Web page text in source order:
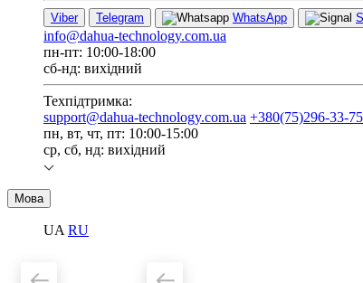
Viber Telegram WhatsApp
info@dahua-technology.com.ua
пн-пт: 10:00-18:00
сб-нд: вихідний
Техпідтримка:
support@dahua-technology.com.ua +380(75)296-33-75
пн, вт, чт, пт: 10:00-15:00
ср, сб, нд: вихідний
Мова
UA RU